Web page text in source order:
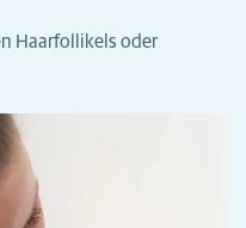
Haarfollikels oder